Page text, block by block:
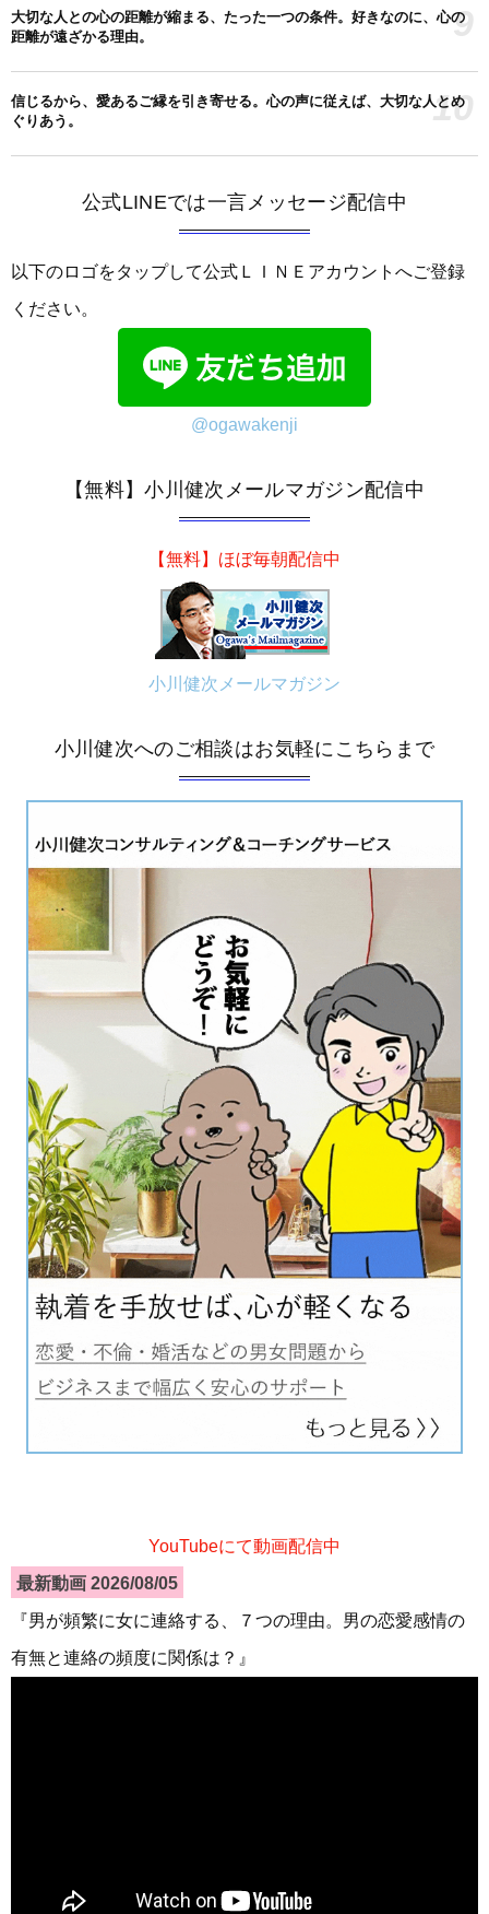
大切な人との心の距離が縮まる、たった一つの条件。好きなのに、心の
距離が遠ざかる理由。
9
信じるから、愛あるご縁を引き寄せる。心の声に従えば、大切な人とめ
ぐりあう。
10
公式LINEでは一言メッセージ配信中
以下のロゴをタップして公式ＬＩＮＥアカウントへご登録
ください。
@ogawakenji
【無料】小川健次メールマガジン配信中
【無料】ほぼ毎朝配信中
小川健次メールマガジン
小川健次へのご相談はお気軽にこちらまで
YouTubeにて動画配信中
最新動画 2026/08/05
『男が頻繁に女に連絡する、７つの理由。男の恋愛感情の
有無と連絡の頻度に関係は？』